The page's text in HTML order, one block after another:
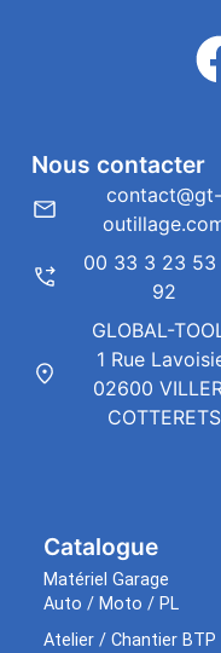
Catalogue
Matériel Garage
Auto / Moto / PL
Atelier / Chantier BTP
Nous contacter
contact@gt-
00 33 3 23 53
92
GLOBAL-
1 Rue
02600
COTTERETS